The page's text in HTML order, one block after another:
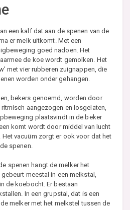
een kalf dat aan de spenen van de
er melk uitkomt. Met een
goed nadoen. Het
de koe wordt gemolken. Het
met vier rubberen zuignappen, die
worden onder gehangen.
bekers genoemd, worden door
aangezogen en losgelaten,
plaatsvindt in de beker
komt wordt door middel van lucht
vacuüm zorgt er ook voor dat het
spenen.
spenen hangt de melker het
meestal in een melkstal,
de koebocht. Er bestaan
In een grupstal, dat is een
melker met het melkstel tussen de